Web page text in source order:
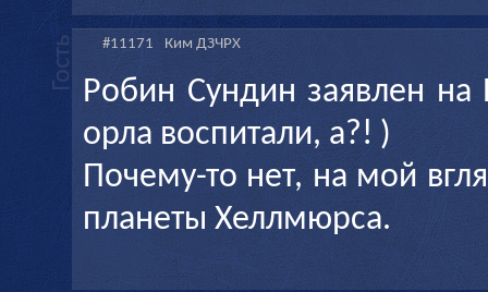
#11171 Ким ДЗЧРХ
Робин Сундин заявлен
орла воспитали, а?! )
Почему-то нет, на мой
планеты Хеллмюрса.